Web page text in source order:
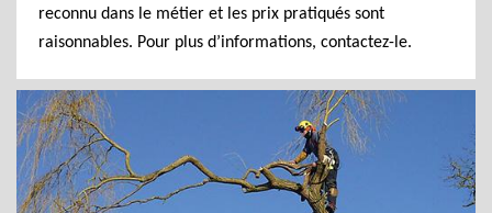
reconnu dans le métier et les prix pratiqués sont
raisonnables. Pour plus d’informations, contactez-le.